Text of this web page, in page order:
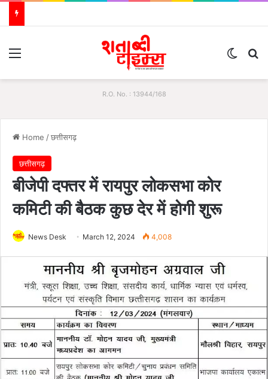
R.O. No. : 13944/168
Home /छत्तीसगढ़
छत्तीसगढ़
बीजेपी दफ्तर में रायपुर लोकसभा कोर
कमिटी की बैठक कुछ देर में होगी शुरू
News Desk March 12, 2024 4,008